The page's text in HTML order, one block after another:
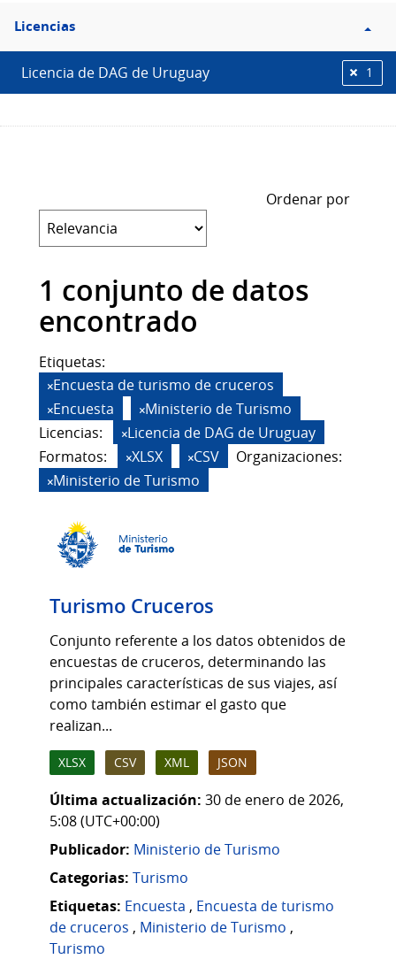
Filtro
Licencias
Licencias
Licencia de DAG de Uruguay 1
Ordenar por
1 conjunto de datos
encontrado
Etiquetas:
Encuesta de turismo de cruceros
Encuesta
Ministerio de Turismo
Licencias:
Licencia de DAG de Uruguay
Formatos:
XLSX CSV
Organizaciones:
Ministerio de Turismo
Turismo Cruceros
Conjunto referente a los datos obtenidos de
encuestas de cruceros, determinando las
principales características de sus viajes, así
como también estimar el gasto que
realizan...
XLSX CSV XML JSON
Última actualización: 30 de enero de 2026,
5:08 (UTC+00:00)
Publicador: Ministerio de Turismo
Categorias: Turismo
Etiquetas: Encuesta , Encuesta de turismo
de cruceros , Ministerio de Turismo ,
Turismo